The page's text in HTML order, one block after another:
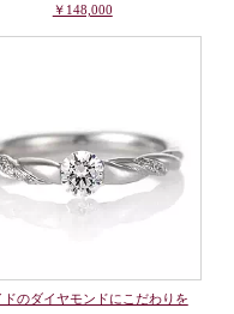
￥148,000
ドのダイヤモンドにこだわりを